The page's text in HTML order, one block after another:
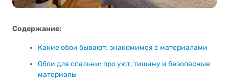
Содержание:
Какие обои бывают: знакомимся с материалами
Обои для спальни: про уют, тишину и безопасные
материалы